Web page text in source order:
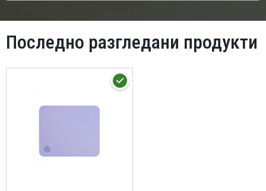
Последно разгледани продукти